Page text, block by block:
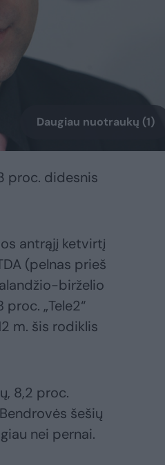
Daugiau nuotraukų (1)
proc. didesnis
antrąjį ketvirtį
(pelnas prieš
birželio
„Tele2“
m. šis rodiklis
8,2 proc.
šešių
nei pernai.